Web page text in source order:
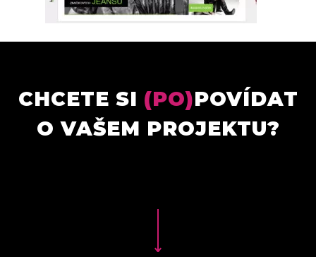
CHCETE SI (PO)POVÍDAT
O VAŠEM PROJEKTU?